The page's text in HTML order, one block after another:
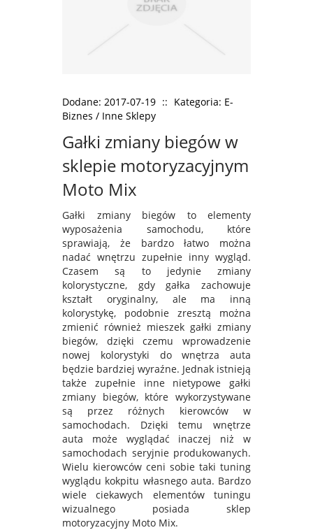
Dodane: 2017-07-19 :: Kategoria: E-
Biznes / Inne Sklepy
Gałki zmiany biegów w
sklepie motoryzacyjnym
Moto Mix
Gałki zmiany biegów to elementy
wyposażenia samochodu, które
sprawiają, że bardzo łatwo można
nadać wnętrzu zupełnie inny wygląd.
Czasem są to jedynie zmiany
kolorystyczne, gdy gałka zachowuje
kształt oryginalny, ale ma inną
kolorystykę, podobnie zresztą można
zmienić również mieszek gałki zmiany
biegów, dzięki czemu wprowadzenie
nowej kolorystyki do wnętrza auta
będzie bardziej wyraźne. Jednak istnieją
także zupełnie inne nietypowe gałki
zmiany biegów, które wykorzystywane
są przez różnych kierowców w
samochodach. Dzięki temu wnętrze
auta może wyglądać inaczej niż w
samochodach seryjnie produkowanych.
Wielu kierowców ceni sobie taki tuning
wyglądu kokpitu własnego auta. Bardzo
wiele ciekawych elementów tuningu
wizualnego posiada sklep
motoryzacyjny Moto Mix.